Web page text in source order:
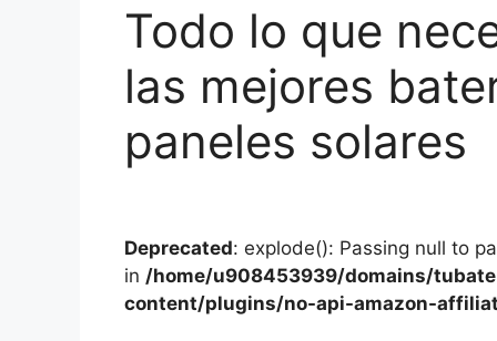
Todo lo que
las mejores
paneles solares
Deprecated: explode(): Passing null to
in /home/u908453939/domains/
content/plugins/no-api-amazon-